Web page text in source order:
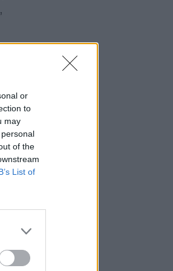
or
to
may
of the
List of